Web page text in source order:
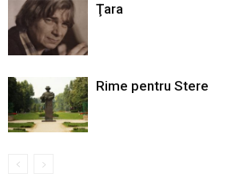
Ţara
Rime pentru Stere